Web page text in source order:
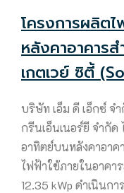
โครงการผลิต
หลังคาอาคาร
เกตเวย์ ซิตี้
บริษัท เอ็ม ดี เอ็กซ์ จ
กรีนเอ็นเนอร์ยี จำกัด
อาทิตย์บนหลังคาอาค
ไฟฟ้าใช้ภายในอาคา
12.35 kWp ดำเนินก